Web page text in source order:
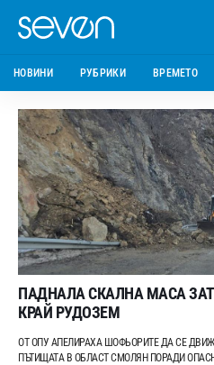
НОВИНИ РУБРИКИ ВРЕМЕТО
ПАДНАЛА СКАЛНА МАСА
КРАЙ РУДОЗЕМ
ОТ ОПУ АПЕЛИРАХА ШОФЬОРИТЕ ДА СЕ
ПЪТИЩАТА В ОБЛАСТ СМОЛЯН ПОРАДИ